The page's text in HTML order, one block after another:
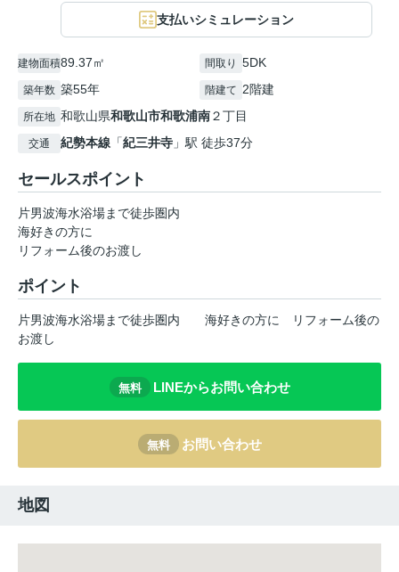
支払いシミュレーション
建物面積89.37㎡ 間取り 5DK
築年数 築55年 階建て 2階建
所在地 和歌山県和歌山市和歌浦南２丁目
交通 紀勢本線 「紀三井寺 」駅 徒歩37分
セールスポイント
片男波海水浴場まで徒歩圏内
海好きの方に
リフォーム後のお渡し
ポイント
片男波海水浴場まで徒歩圏内 海好きの方に
リフォーム後の
お渡し
無料 LINEからお問い合わせ
無料 お問い合わせ
地図